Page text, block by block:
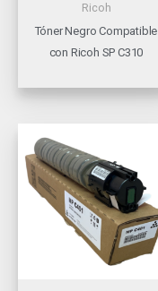
Ricoh
Tóner Negro Compatible
con Ricoh SP C310